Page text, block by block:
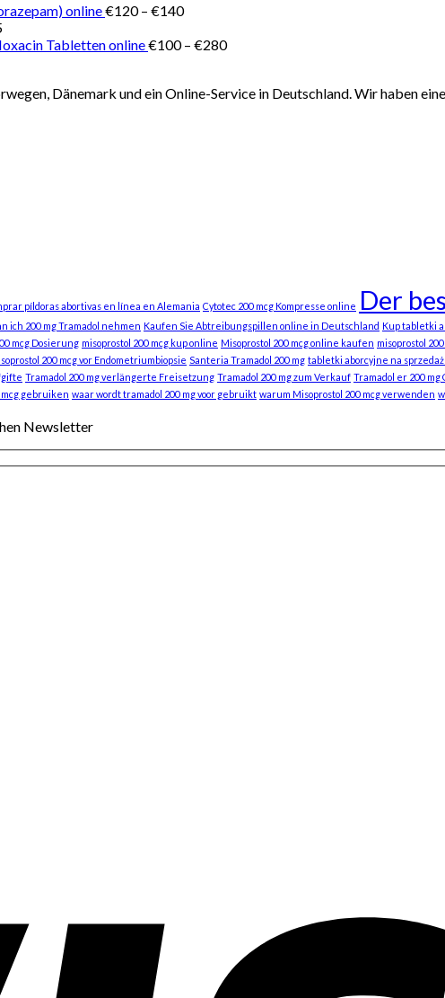
online€120 – €140Preisspanne:
bis
Tabletten online€100 – €280Preisspanne:
€280
Dänemark und ein Online-Service in Deutschland. Wir haben
píldoras abortivas en línea en Alemania Cytotec 200 mcg Kompresse online Der
ich 200 mg Tramadol nehmen Kaufen Sie Abtreibungspillen online in Deutschland Kup tabletki
mcg Dosierung misoprostol 200 mcg kup online Misoprostol 200 mcg online kaufen misoprostol
200 mcg vor Endometriumbiopsie Santeria Tramadol 200 mg tabletki aborcyjne na
Tramadol 200 mg verlängerte Freisetzung Tramadol 200 mg zum Verkauf Tramadol er 200 mg
mcg gebruiken waar wordt tramadol 200 mg voor gebruikt warum Misoprostol 200 mcg verwenden
Newsletter